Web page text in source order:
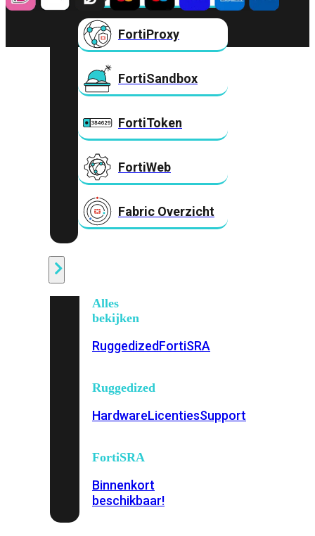
FortiProxy
FortiSandbox
FortiToken
FortiWeb
Fabric Overzicht
Alles
bekijken
RuggedizedFortiSRA
Ruggedized
HardwareLicentiesSupport
FortiSRA
Binnenkort
beschikbaar!